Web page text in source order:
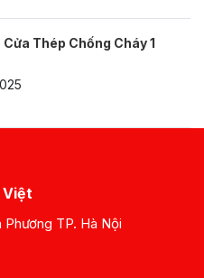
Thép Chống Cháy 1
Việt
Phương TP. Hà Nội